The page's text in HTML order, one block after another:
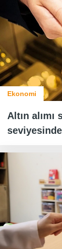
Ekonomi
Altın alımı
seviyesinde